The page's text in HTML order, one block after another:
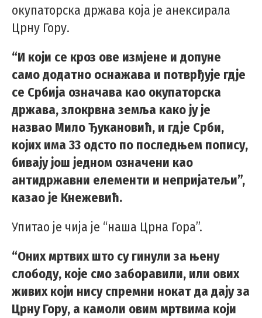
окупаторска држава која је анексирала
Црну Гору.
“И који се кроз ове измјене и допуне
само додатно оснажава и потврђује гдје
се Србија означава као окупаторска
држава, злокрвна земља како ју је
назвао Мило Ђукановић, и гдје Срби,
којих има 33 одсто по последњем попису,
бивају још једном означени као
антидржавни елементи и непријатељи”,
казао је Кнежевић.
Упитао је чија је “наша Црна Гора”.
“Оних мртвих што су гинули за њену
слободу, које смо заборавили, или ових
живих који нису спремни нокат да дају за
Црну Гору, а камоли овим мртвима који